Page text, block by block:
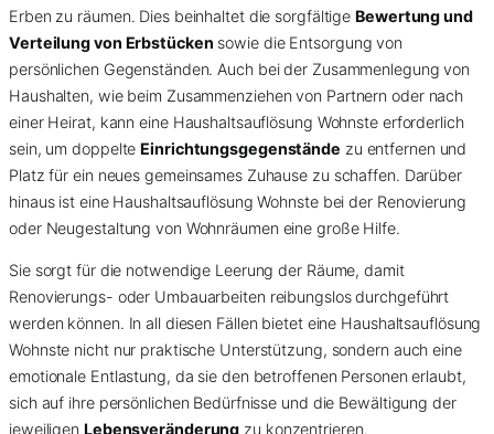
Erben zu räumen. Dies beinhaltet die sorgfältigeBewertung und
Verteilung von Erbstücken sowie die Entsorgung von
persönlichen Gegenständen. Auch bei der Zusammenlegung von
Haushalten, wie beim Zusammenziehen von Partnern oder nach
einer Heirat, kann eine Haushaltsauflösung Wohnste erforderlich
sein, um doppelteEinrichtungsgegenstände zu entfernen und
Platz für ein neues gemeinsames Zuhause zu schaffen. Darüber
hinaus ist eine Haushaltsauflösung Wohnste bei der Renovierung
oder Neugestaltung von Wohnräumen eine große Hilfe.
Sie sorgt für die notwendige Leerung der Räume, damit
Renovierungs- oder Umbauarbeiten reibungslos durchgeführt
werden können. In all diesen Fällen bietet eine Haushaltsauflösung
Wohnste nicht nur praktische Unterstützung, sondern auch eine
emotionale Entlastung, da sie den betroffenen Personen erlaubt,
sich auf ihre persönlichen Bedürfnisse und die Bewältigung der
jeweiligen Lebensveränderung zu konzentrieren.